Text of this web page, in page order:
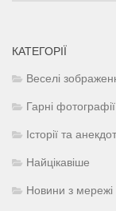
КАТЕГОРІЇ
Веселі
Гарні фотографії
Історії та
Найцікавіше
Новини з мережі